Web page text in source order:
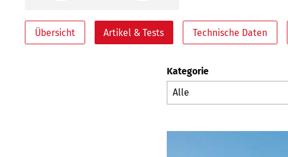
Übersicht Artikel & Tests Technische Daten
Kategorie